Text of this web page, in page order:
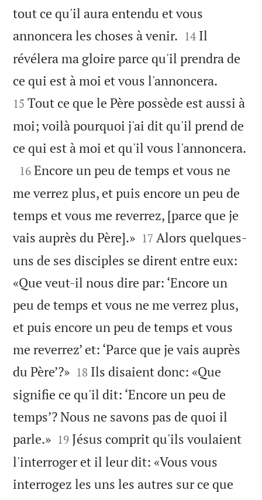
tout ce qu'il aura entendu et vous
annoncera les choses à venir. 

14 Il
révélera ma gloire parce qu'il prendra de
ce qui est à moi et vous l'annoncera.
15 Tout ce que le Père possède est aussi à
moi; voilà pourquoi j'ai dit qu'il prend de
ce qui est à moi et qu'il vous l'annoncera.

16 Encore un peu de temps et vous ne
me verrez plus, et puis encore un peu de
temps et vous me reverrez, [parce que je
vais auprès du Père].»
17 Alors quelques-
uns de ses disciples se dirent entre eux:
«Que veut-il nous dire par: ‘Encore un
peu de temps et vous ne me verrez plus,
et puis encore un peu de temps et vous
me reverrez’ et: ‘Parce que je vais auprès
du Père’?»
18 Ils disaient donc: «Que
signifie ce qu'il dit: ‘Encore un peu de
temps’? Nous ne savons pas de quoi il
parle.»
19 Jésus comprit qu'ils voulaient
l'interroger et il leur dit: «Vous vous
interrogez les uns les autres sur ce que